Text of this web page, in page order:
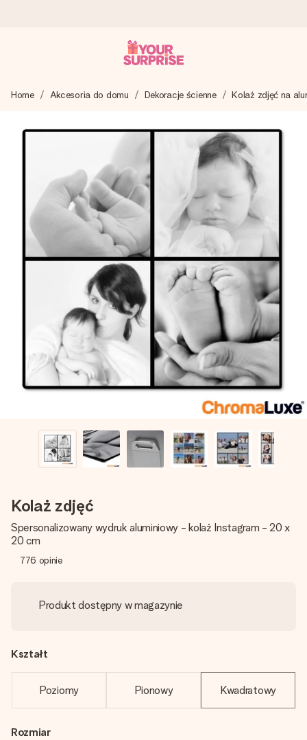
Tworzymy Twój prezent z troską i wysyłamy go w mgnieniu
4,7 (na podstawie +15 000 opinii)
Nasze prezenty inspirują. Klienci oceniają nas na 4,7 w
Google Reviews.
Darmowy bilecik z życzeniami
Stwórz coś wyjątkowego w zaledwie kilku krokach – z jej
imieniem, swoim zdjęciem lub wiadomością, która naprawdę
poruszy serce. Bez problemu, po prostu ogrom miłości na
tę chwilę.
Home Akcesoria do domu Dekoracje ścienne Kolaż zdjęć na
Kolaż zdjęć
Spersonalizowany wydruk aluminiowy - kolaż Instagram - 20 x
20 cm
776 opinie
Produkt dostępny w magazynie
Kształt
Poziomy Pionowy Kwadratowy
Rozmiar